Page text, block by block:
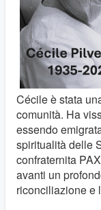
Cécile è stata
comunità. Ha
essendo
spiritualità delle
confraternita
avanti un
riconciliazione e